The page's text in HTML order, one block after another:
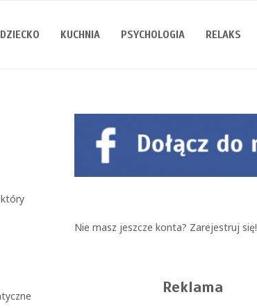
DZIECKO KUCHNIA PSYCHOLOGIA RELAKS
Nie masz jeszcze konta? Zarejestruj się!
Reklama